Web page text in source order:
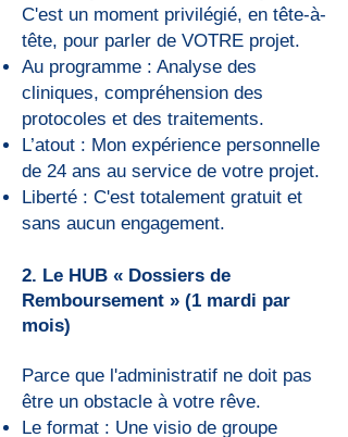
C'est un moment privilégié, en tête-à-
tête, pour parler de VOTRE projet.
Au programme : Analyse des
cliniques, compréhension des
protocoles et des traitements.
L’atout : Mon expérience personnelle
de 24 ans au service de votre projet.
Liberté : C'est totalement gratuit et
sans aucun engagement.
2. Le HUB « Dossiers de
Remboursement » (1 mardi par
mois)
Parce que l'administratif ne doit pas
être un obstacle à votre rêve.
Le format : Une visio de groupe